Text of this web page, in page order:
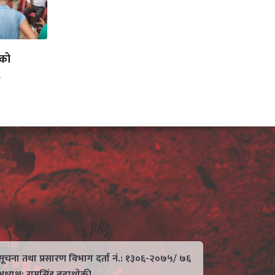
तथा प्रसारण विभाग दर्ता नं.: १३०६-२०७५/ ७६